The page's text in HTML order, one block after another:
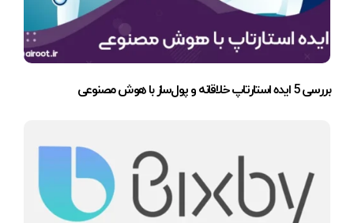
بررسی 5 ایده استارتاپ خلاقانه و پول‌ساز با هوش مصنوعی